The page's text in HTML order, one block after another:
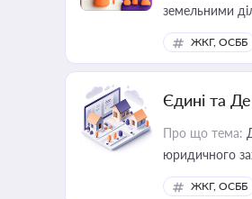
земельними
ЖКГ, ОСББ
Єдині та
Про що тема:
юридичного
ЖКГ, ОСББ